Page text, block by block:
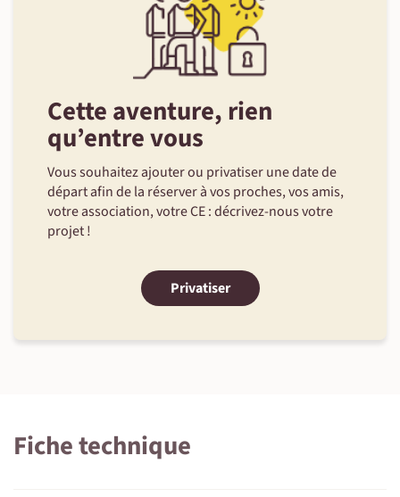
Cette aventure, rien
qu’entre vous
Vous souhaitez ajouter ou privatiser une date de
départ afin de la réserver à vos proches, vos amis,
votre association, votre CE : décrivez-nous votre
projet !
Privatiser
Fiche technique